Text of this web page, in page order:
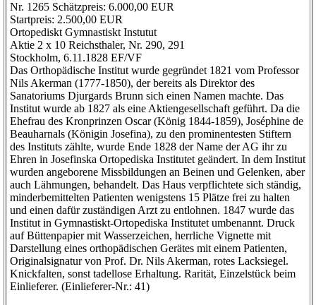
Nr. 1265 Schätzpreis: 6.000,00 EUR
Startpreis: 2.500,00 EUR
Ortopediskt Gymnastiskt Instutut
Aktie 2 x 10 Reichsthaler, Nr. 290, 291
Stockholm, 6.11.1828 EF/VF
Das Orthopädische Institut wurde gegründet 1821 vom Professor
Nils Akerman (1777-1850), der bereits als Direktor des
Sanatoriums Djurgards Brunn sich einen Namen machte. Das
Institut wurde ab 1827 als eine Aktiengesellschaft geführt. Da die
Ehefrau des Kronprinzen Oscar (König 1844-1859), Joséphine de
Beauharnals (Königin Josefina), zu den prominentesten Stiftern
des Instituts zählte, wurde Ende 1828 der Name der AG ihr zu
Ehren in Josefinska Ortopediska Institutet geändert. In dem Institut
wurden angeborene Missbildungen an Beinen und Gelenken, aber
auch Lähmungen, behandelt. Das Haus verpflichtete sich ständig,
minderbemittelten Patienten wenigstens 15 Plätze frei zu halten
und einen dafür zuständigen Arzt zu entlohnen. 1847 wurde das
Institut in Gymnastiskt-Ortopediska Institutet umbenannt. Druck
auf Büttenpapier mit Wasserzeichen, herrliche Vignette mit
Darstellung eines orthopädischen Gerätes mit einem Patienten,
Originalsignatur von Prof. Dr. Nils Akerman, rotes Lacksiegel.
Knickfalten, sonst tadellose Erhaltung. Rarität, Einzelstück beim
Einlieferer. (Einlieferer-Nr.: 41)